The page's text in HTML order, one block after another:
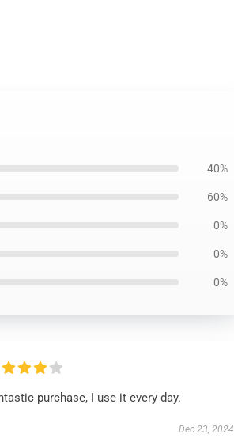
40%
60%
0%
0%
0%
purchase, I use it every day.
Dec 23, 2024